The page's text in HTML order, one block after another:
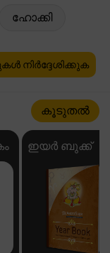
ഹോക്കി
നിർദ്ദേശിക്കുക
കൂടുതൽ
ഇയർ ബുക്ക്